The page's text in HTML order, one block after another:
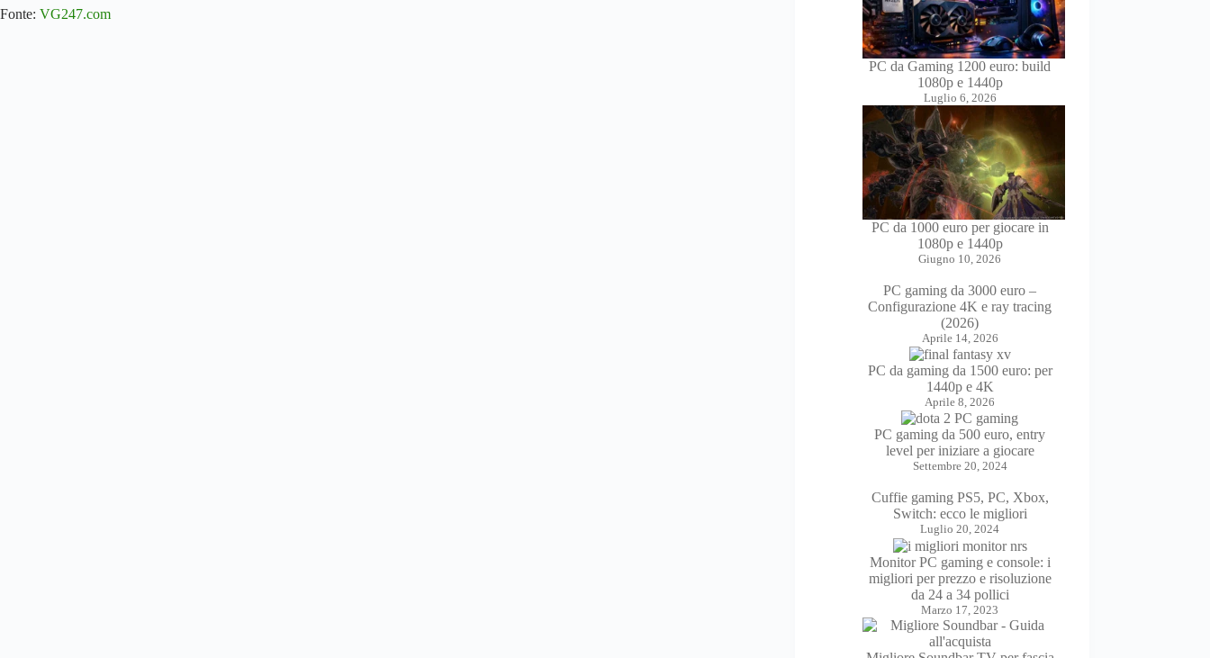
Fonte: VG247.com
PC da Gaming 1200 euro: build
1080p e 1440p
Luglio 6, 2026
PC da 1000 euro per giocare in
1080p e 1440p
Giugno 10, 2026
PC gaming da 3000 euro –
Configurazione 4K e ray tracing
(2026)
Aprile 14, 2026
PC da gaming da 1500 euro: per
1440p e 4K
Aprile 8, 2026
PC gaming da 500 euro, entry
level per iniziare a giocare
Settembre 20, 2024
Cuffie gaming PS5, PC, Xbox,
Switch: ecco le migliori
Luglio 20, 2024
Monitor PC gaming e console: i
migliori per prezzo e risoluzione
da 24 a 34 pollici
Marzo 17, 2023